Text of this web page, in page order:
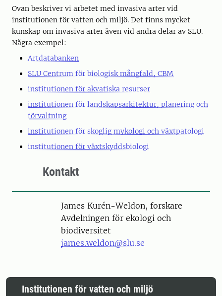
Ovan beskriver vi arbetet med invasiva arter vid
institutionen för vatten och miljö. Det finns mycket
kunskap om invasiva arter även vid andra delar av SLU.
Några exempel:
Artdatabanken
SLU Centrum för biologisk mångfald, CBM
institutionen för akvatiska resurser
institutionen för landskapsarkitektur, planering och
förvaltning
institutionen för skoglig mykologi och växtpatologi
institutionen för växtskyddsbiologi
Kontakt
PersonJames Kurén-Weldon, forskare
Avdelningen för ekologi och
biodiversitet
james.weldon@slu.se
Institutionen för vatten och miljö